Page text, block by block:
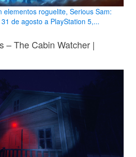
elementos roguelite, Serious Sam:
de agosto a PlayStation 5,...
– The Cabin Watcher |